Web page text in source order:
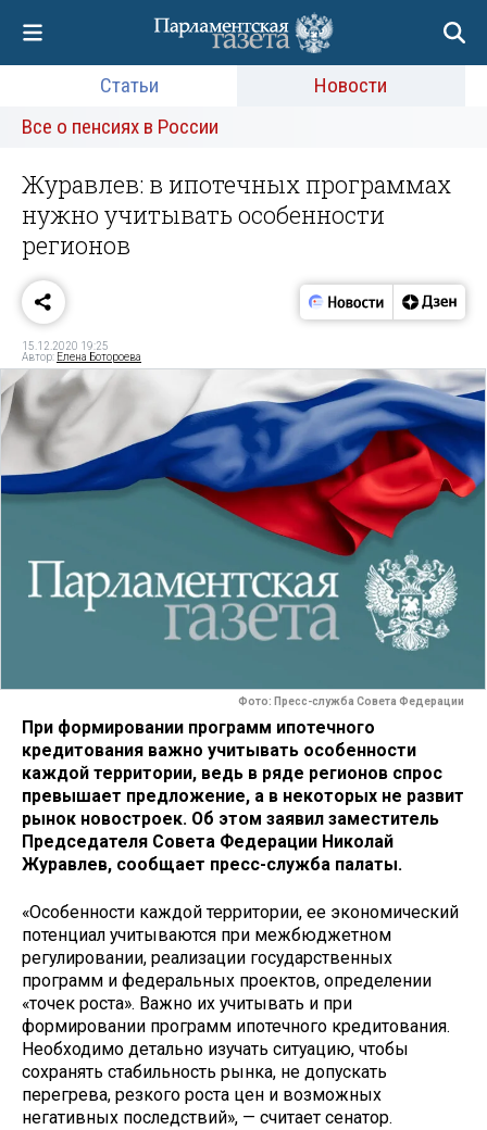
Статьи
Новости
Все о пенсиях в России
Журавлев: в ипотечных программах
нужно учитывать особенности
регионов
15.12.2020 19:25
Автор: Елена Ботороева
Фото: Пресс-служба Совета Федерации
При формировании программ ипотечного
кредитования важно учитывать особенности
каждой территории, ведь в ряде регионов спрос
превышает предложение, а в некоторых не развит
рынок новостроек. Об этом заявил заместитель
Председателя Совета Федерации Николай
Журавлев, сообщает пресс-служба палаты.
«Особенности каждой территории, ее экономический
потенциал учитываются при межбюджетном
регулировании, реализации государственных
программ и федеральных проектов, определении
«точек роста». Важно их учитывать и при
формировании программ ипотечного кредитования.
Необходимо детально изучать ситуацию, чтобы
сохранять стабильность рынка, не допускать
перегрева, резкого роста цен и возможных
негативных последствий», — считает сенатор.